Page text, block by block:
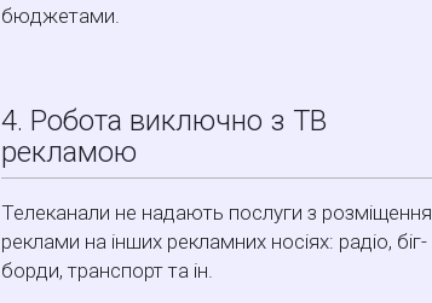
бюджетами.
4. Робота виключно з ТВ
рекламою
Телеканали не надають послуги з розміщення
реклами на інших рекламних носіях: радіо, біг-
борди, транспорт та ін.